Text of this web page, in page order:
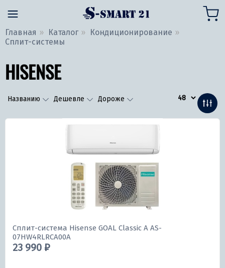
Главная Каталог
Кондиционирование
Сплит-системы
HISENSE
Названию Дешевле Дороже
Сплит-система Hisense GOAL Classic A AS-
07HW4RLRCA00A
23 990 ₽